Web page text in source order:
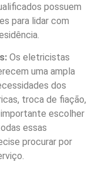
possuem
para lidar com
Os eletricistas
uma ampla
dos
troca de fiação,
escolher
essas
procurar por